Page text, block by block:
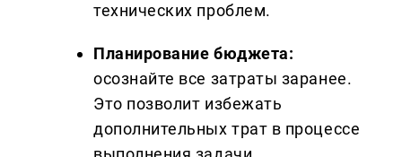
технических проблем.
Планирование бюджета:
осознайте все затраты заранее.
Это позволит избежать
дополнительных трат в процессе